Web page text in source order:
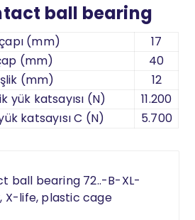
ball bearing
(mm)
17
(mm)
40
(mm)
12
yük katsayısı (N)
11.200
katsayısı C (N)
5.700
ball bearing 72..-B-XL-
X-life, plastic cage